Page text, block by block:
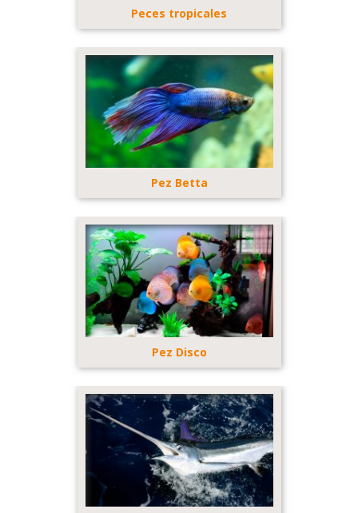
Peces tropicales
Pez Betta
Pez Disco